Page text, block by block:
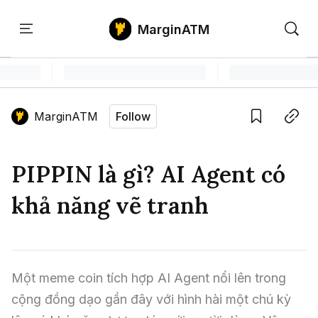
Home
Tin Tức Bitcoin
Tin Tức Altcoin
Tin Tức Thị Trường
Phân Tích Bitcoin
Phân Tích Ethereum
Phân Tích Thị Trường
Thuật Ngữ Cơ Bản
Kiến Thức Tổng Hợp
Chỉ Báo Kỹ Thuật
Săn Gem
MarginATM
MarginATM Follow
PIPPIN là gì? AI Agent có
khả năng vẽ tranh
Một meme coin tích hợp AI Agent nổi lên trong
cộng đồng dạo gần đây với hình hài một chú kỳ